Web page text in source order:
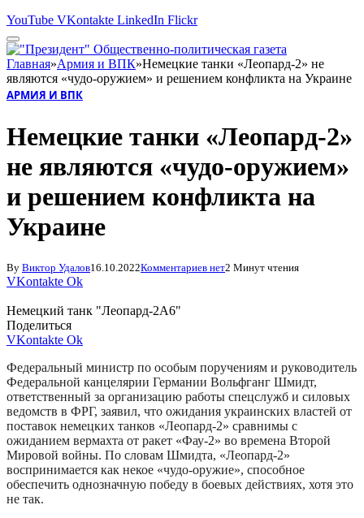
YouTube VKontakte LinkedIn Flickr
Главная»Армия и ВПК»Немецкие танки «Леопард-2» не
являются «чудо-оружием» и решением конфликта на Украине
АРМИЯ И ВПК
Немецкие танки «Леопард-2»
не являются «чудо-оружием»
и решением конфликта на
Украине
By Виктор Удалов16.10.2022Комментариев нет2 Минут чтения
VKontakte Ok
Немецкий танк "Леопард-2А6"
Поделиться
VKontakte Ok
Федеральный министр по особым поручениям и руководитель
Федеральной канцелярии Германии Вольфганг Шмидт,
ответственный за организацию работы спецслужб и силовых
ведомств в ФРГ, заявил, что ожидания украинских властей от
поставок немецких танков «Леопард-2» сравнимы с
ожиданием вермахта от ракет «Фау-2» во времена Второй
Мировой войны. По словам Шмидта, «Леопард-2»
воспринимается как некое «чудо-оружие», способное
обеспечить однозначную победу в боевых действиях, хотя это
не так.